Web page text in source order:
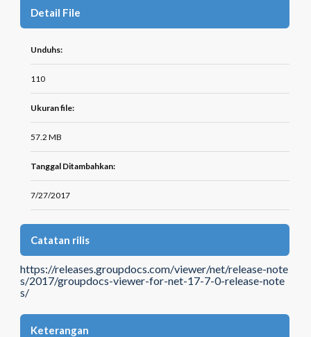
Detail File
Unduhs:
110
Ukuran file:
57.2 MB
Tanggal Ditambahkan:
7/27/2017
Catatan rilis
https://releases.groupdocs.com/viewer/net/release-note
s/2017/groupdocs-viewer-for-net-17-7-0-release-note
s/
Keterangan